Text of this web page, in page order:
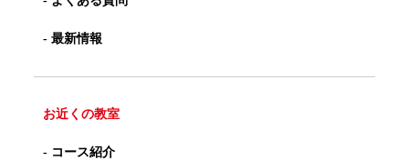
- 最新情報
お近くの教室
- コース紹介